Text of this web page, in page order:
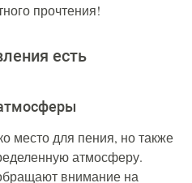
прочтения!
есть
место для пения, но также
атмосферу.
внимание на